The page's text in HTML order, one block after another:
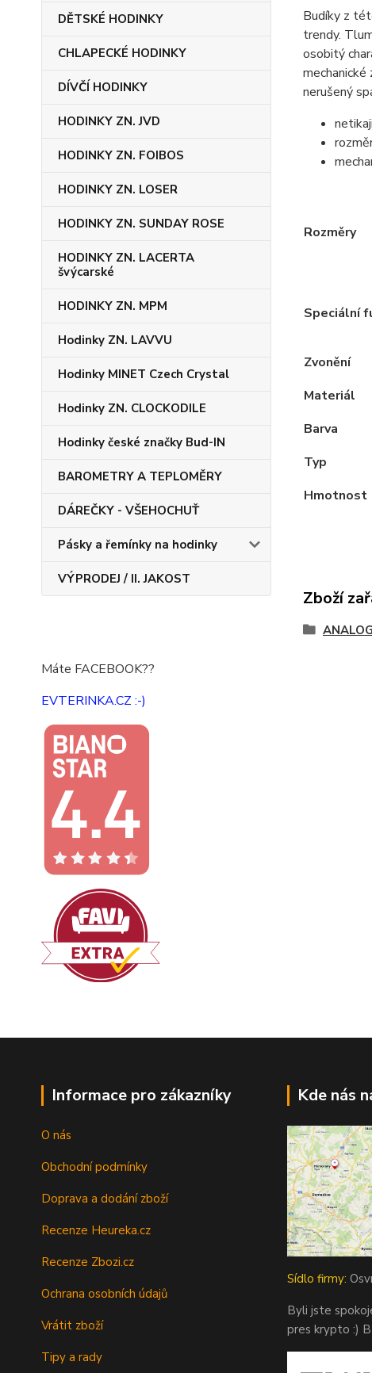
DĚTSKÉ HODINKY
CHLAPECKÉ HODINKY
DÍVČÍ HODINKY
HODINKY ZN. JVD
HODINKY ZN. FOIBOS
HODINKY ZN. LOSER
HODINKY ZN. SUNDAY ROSE
HODINKY ZN. LACERTA
švýcarské
HODINKY ZN. MPM
Hodinky ZN. LAVVU
Hodinky MINET Czech Crystal
Hodinky ZN. CLOCKODILE
Hodinky české značky Bud-IN
BAROMETRY A TEPLOMĚRY
DÁREČKY - VŠEHOCHUŤ
Pásky a řemínky na hodinky
VÝPRODEJ / II. JAKOST
Máte FACEBOOK??
EVTERINKA.CZ :-)
Budíky z
trendy.
osobitý
nerušený
Rozměry
Speciální
Zvonění
Materiál
Barva
Typ
Hmotnost
Zboží
Informace pro zákazníky
O nás
Obchodní podmínky
Doprava a dodání zboží
Recenze Heureka.cz
Recenze Zbozi.cz
Ochrana osobních údajů
Vrátit zboží
Tipy a rady
Kde nás
Sídlo firmy:
Byli jste
pres krypto :)